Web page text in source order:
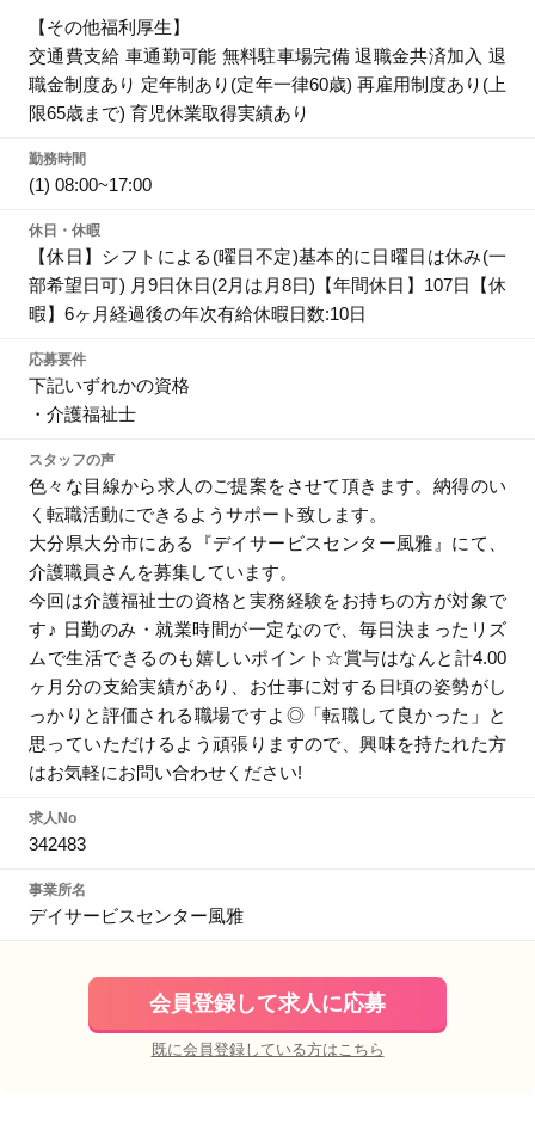
【その他福利厚生】
交通費支給 車通勤可能 無料駐車場完備 退職金共済加入 退
職金制度あり 定年制あり(定年一律60歳) 再雇用制度あり(上
限65歳まで) 育児休業取得実績あり
勤務時間
(1) 08:00~17:00
休日・休暇
【休日】シフトによる(曜日不定)基本的に日曜日は休み(一
部希望日可) 月9日休日(2月は月8日)【年間休日】107日【休
暇】6ヶ月経過後の年次有給休暇日数:10日
応募要件
下記いずれかの資格
・介護福祉士
スタッフの声
色々な目線から求人のご提案をさせて頂きます。納得のい
く転職活動にできるようサポート致します。
大分県大分市にある『デイサービスセンター風雅』にて、
介護職員さんを募集しています。
今回は介護福祉士の資格と実務経験をお持ちの方が対象で
す♪ 日勤のみ・就業時間が一定なので、毎日決まったリズ
ムで生活できるのも嬉しいポイント☆賞与はなんと計4.00
ヶ月分の支給実績があり、お仕事に対する日頃の姿勢がし
っかりと評価される職場ですよ◎「転職して良かった」と
思っていただけるよう頑張りますので、興味を持たれた方
はお気軽にお問い合わせください!
求人No
342483
事業所名
デイサービスセンター風雅
会員登録して求人に応募
既に会員登録している方はこちら